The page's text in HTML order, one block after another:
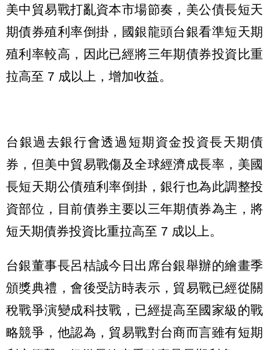
美中貿易戰打亂資本市場節奏，美公債長短天
期債券殖利率倒掛，國銀龍頭台銀看準短天期
殖利率較高，因此已經將三年期債券投資比重
拉高至 7 成以上，增加收益。
台銀過去銀行會透過短期資金投資長天期債
券，但美中貿易戰傷及全球經濟成長率，美國
長短天期公債殖利率倒掛，銀行也為此調整投
資部位，目前債券主要以三年期債券為主，將
短天期債券投資比重拉高至 7 成以上。
台銀董事長呂桔誠今日出席台銀舉辦的繪畫季
頒獎典禮，會後受訪時表示，貿易戰已經從關
稅戰爭演變成科技戰，已經提高至國家級的戰
略競爭，他認為，貿易戰對台商而言雖有短期